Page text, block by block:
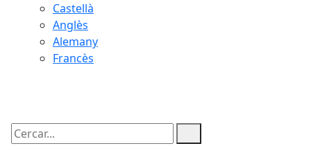
Castellà
Anglès
Alemany
Francès
Cercar: